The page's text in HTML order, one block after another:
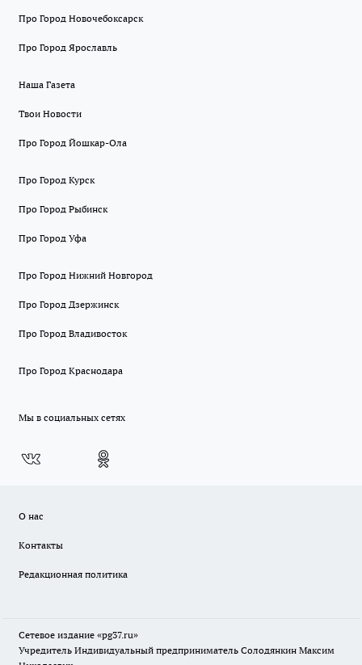
Про Город Новочебоксарск
Про Город Ярославль
Наша Газета
Твои Новости
Про Город Йошкар-Ола
Про Город Курск
Про Город Рыбинск
Про Город Уфа
Про Город Нижний Новгород
Про Город Дзержинск
Про Город Владивосток
Про Город Краснодара
Мы в социальных сетях
О нас
Контакты
Редакционная политика
Сетевое издание «pg37.ru»
Учредитель Индивидуальный предприниматель Солодянкин Максим